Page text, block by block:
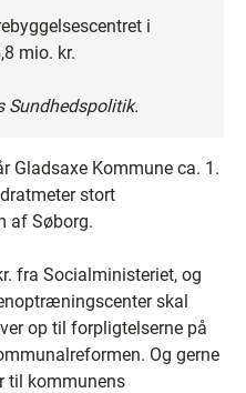
i
mio. kr.
Sundhedspolitik.
Gladsaxe Kommune ca. 1.
stort
af Søborg.
fra Socialministeriet, og
skal
op til forpligtelserne på
Og gerne
til kommunens